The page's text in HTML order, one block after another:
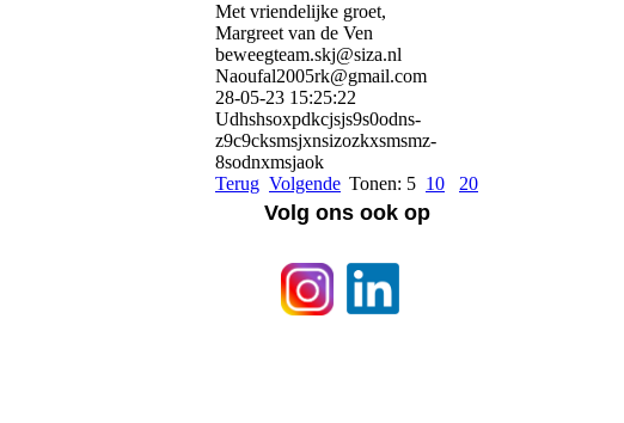
Met vriendelijke groet,
Margreet van de Ven
beweegteam.skj@siza.nl
Naoufal2005rk@gmail.com
28-05-23 15:25:22
Udhshsoxpdkcjsjs9s0odns­
z9c9cksmsjxnsizozkxsmsmz­
8sodnxmsjaok
Terug Volgende Tonen: 5 10 20
Volg ons ook op